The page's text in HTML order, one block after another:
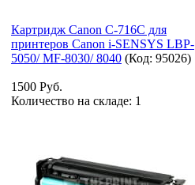
Картридж Canon C-716C для
принтеров Canon i-SENSYS LBP-
5050/ MF-8030/ 8040 (Код: 95026)
1500 Руб.
Количество на складе: 1